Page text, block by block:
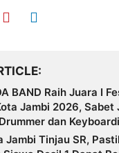
BAND Raih Juara I
Jambi 2026, Sabet
dan
Jambi Tinjau SR,